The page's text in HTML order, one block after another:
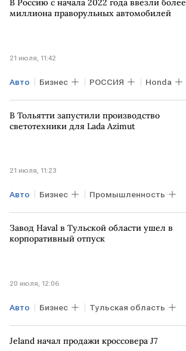
В Россию с начала 2022 года ввезли более
миллиона праворульных автомобилей
21 июля, 11:42
Авто Бизнес РОССИЯ Honda
Toyota Nissan
В Тольятти запустили производство
светотехники для Lada Azimut
21 июля, 11:23
Авто Бизнес Промышленность
Самарская область ТОЛЬЯТТИ
АвтоВАЗ
Завод Haval в Тульской области ушел в
корпоративный отпуск
20 июля, 12:06
Авто Бизнес Тульская область
Haval
Jeland начал продажи кроссовера J7